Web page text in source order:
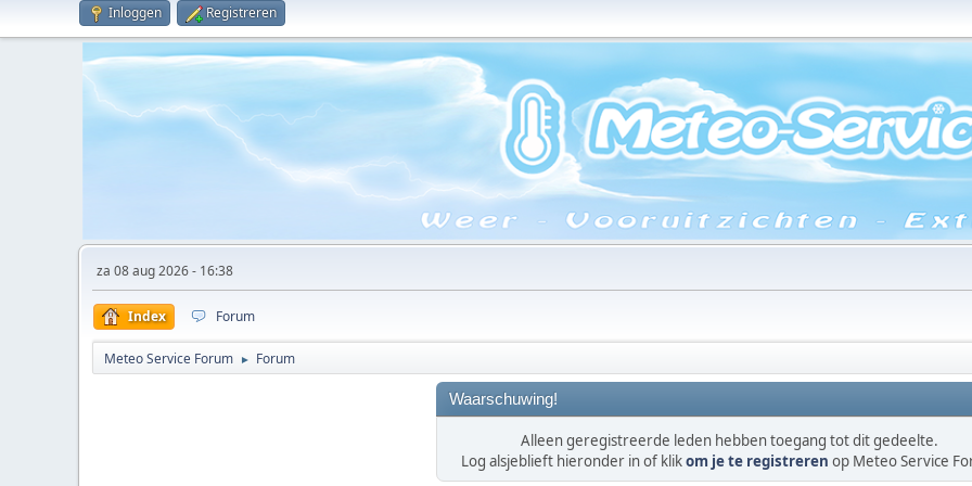
Inloggen Registreren
za 08 aug 2026 - 16:38
Index Forum
Meteo Service Forum ► Forum
Waarschuwing!
Alleen geregistreerde leden hebben toegang tot dit gedeelte.
Log alsjeblieft hieronder in of klikom je te registreren op Meteo Service